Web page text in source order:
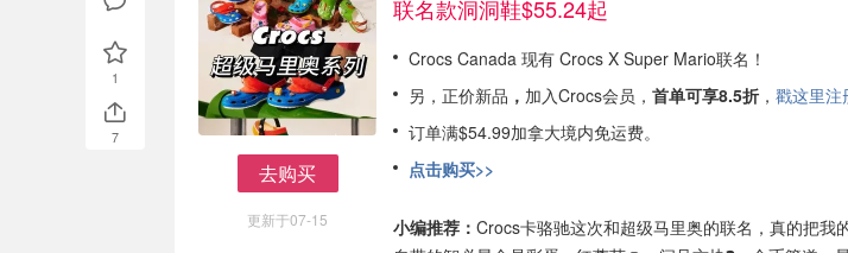
去购买
更新于07-15
联名款洞洞鞋$55.24起
Crocs Canada 现有 Crocs X Super Mario联名！
另，正价新品 ， 加入Crocs会员， 首单可享8.5折 ， 戳这里注
订单满$54.99加拿大境内免运费。
点击购买>>
小编推荐： Crocs卡骆驰这次和超级马里奥的联名，真的把我
1
7